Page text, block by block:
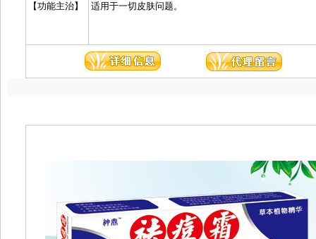
【功能主治】
适用于一切皮肤问题。